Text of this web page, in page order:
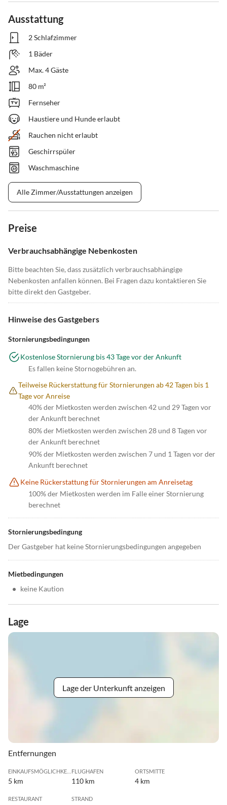
Ausstattung
2 Schlafzimmer
1 Bäder
Max. 4 Gäste
80 m²
Fernseher
Haustiere und Hunde erlaubt
Rauchen nicht erlaubt
Geschirrspüler
Waschmaschine
Alle Zimmer/Ausstattungen anzeigen
Preise
Verbrauchsabhängige Nebenkosten
Bitte beachten Sie, dass zusätzlich verbrauchsabhängige
Nebenkosten anfallen können. Bei Fragen dazu kontaktieren Sie
bitte direkt den Gastgeber.
Hinweise des Gastgebers
Stornierungsbedingungen
Kostenlose Stornierung bis 43 Tage vor der Ankunft
Es fallen keine Stornogebühren an.
Teilweise Rückerstattung für Stornierungen ab 42 Tagen bis 1
Tage vor Anreise
40% der Mietkosten werden zwischen 42 und 29 Tagen vor
der Ankunft berechnet
80% der Mietkosten werden zwischen 28 und 8 Tagen vor
der Ankunft berechnet
90% der Mietkosten werden zwischen 7 und 1 Tagen vor der
Ankunft berechnet
Keine Rückerstattung für Stornierungen am Anreisetag
100% der Mietkosten werden im Falle einer Stornierung
berechnet
Stornierungsbedingung
Der Gastgeber hat keine Stornierungsbedingungen angegeben
Mietbedingungen
• keine Kaution
Lage
Lage der Unterkunft anzeigen
Entfernungen
5 km
FLUGHAFEN
110 km
ORTSMITTE
4 km
RESTAURANT STRAND